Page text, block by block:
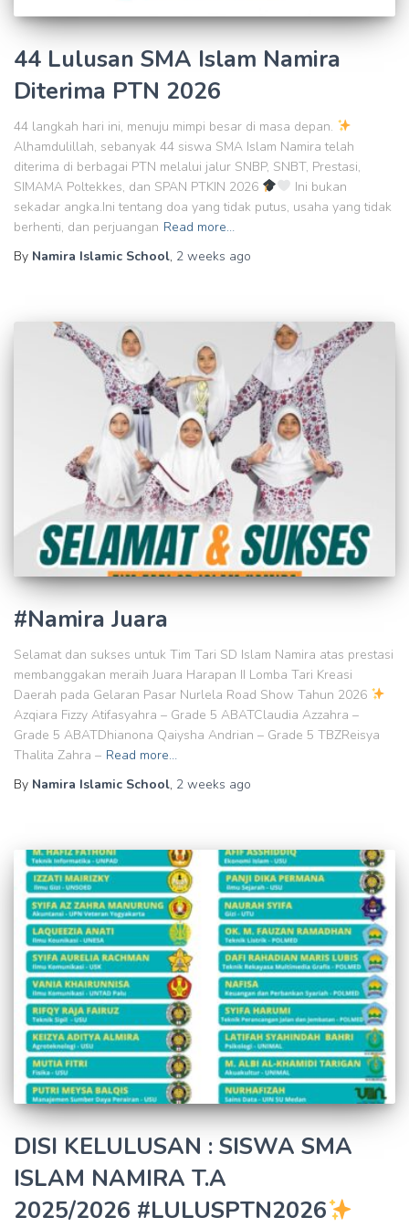
44 Lulusan SMA Islam Namira
Diterima PTN 2026
44 langkah hari ini, menuju mimpi besar di masa depan.
Alhamdulillah, sebanyak 44 siswa SMA Islam Namira telah
diterima di berbagai PTN melalui jalur SNBP, SNBT, Prestasi,
SIMAMA Poltekkes, dan SPAN PTKIN 2026
Ini bukan
sekadar angka.Ini tentang doa yang tidak putus, usaha yang tidak
berhenti, dan perjuangan Read more…
By Namira Islamic School, 2 weeks ago
#Namira Juara
Selamat dan sukses untuk Tim Tari SD Islam Namira atas prestasi
membanggakan meraih Juara Harapan II Lomba Tari Kreasi
Daerah pada Gelaran Pasar Nurlela Road Show Tahun 2026
Azqiara Fizzy Atifasyahra – Grade 5 ABATClaudia Azzahra –
Grade 5 ABATDhianona Qaiysha Andrian – Grade 5 TBZReisya
Thalita Zahra – Read more…
By Namira Islamic School, 2 weeks ago
DISI KELULUSAN : SISWA SMA
ISLAM NAMIRA T.A
2025/2026 #LULUSPTN2026